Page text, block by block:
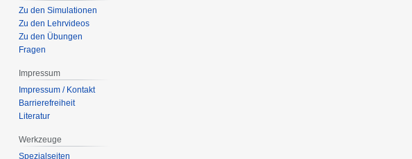
Zu den Simulationen
Zu den Lehrvideos
Zu den Übungen
Fragen
Impressum
Impressum / Kontakt
Barrierefreiheit
Literatur
Werkzeuge
Spezialseiten